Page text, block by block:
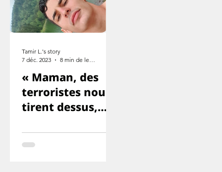
« Maman, des
terroristes nous
tirent dessus,
sont morts. ».
Tamir L.'s story
7 déc. 2023
8 min de lecture